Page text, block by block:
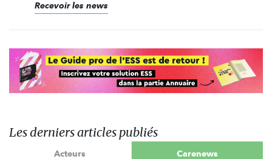
Recevoir les news
Les derniers articles publiés
Acteurs Carenews